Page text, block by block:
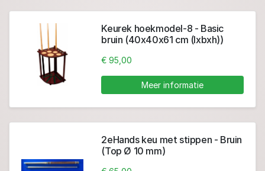
Keurek hoekmodel-8 - Basic
bruin (40x40x61 cm (lxbxh))
€ 95,00
Meer informatie
2eHands keu met stippen - Bruin
(Top Ø 10 mm)